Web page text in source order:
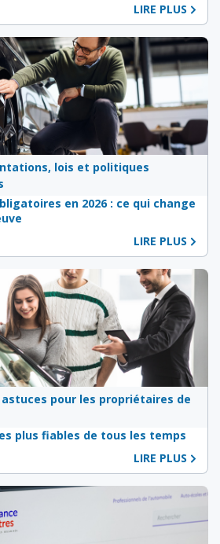
LIRE PLUS
lois et politiques
en 2026 : ce qui change
LIRE PLUS
pour les propriétaires de
plus fiables de tous les temps
LIRE PLUS